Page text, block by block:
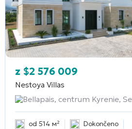
z $2 576 009
Nestoya Villas
Bellapais, centrum Kyrenie,
od 514 м² Dokončeno